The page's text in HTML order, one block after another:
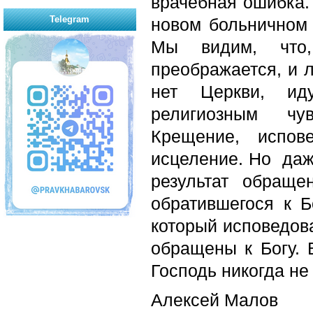
новом
Мы видим, что,
преображается, и
нет Церкви,
религиозным
Крещение,
исцеление. Но
результат
обратившегося к
который
обращены к Богу.
Господь никогда не
Алексей Малов
Telegram